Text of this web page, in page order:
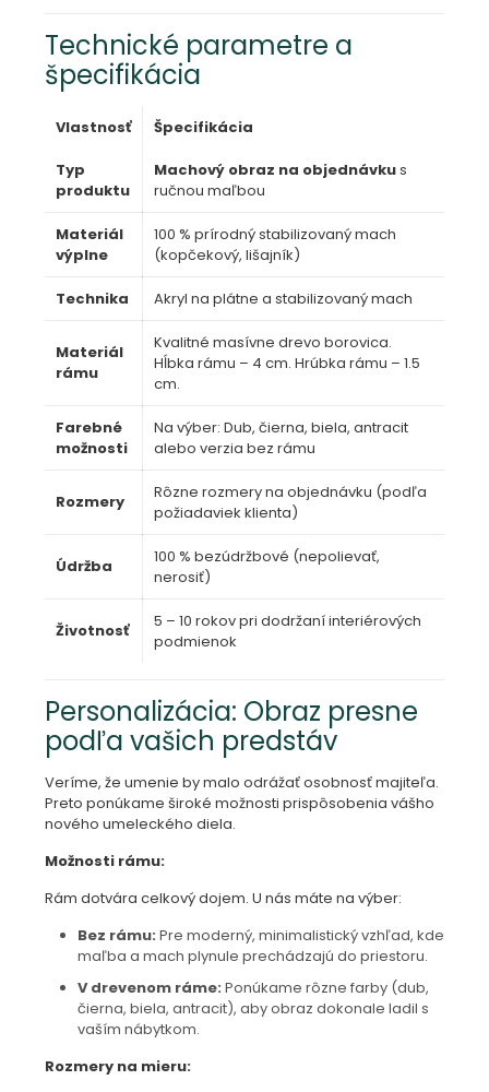
Technické parametre a
špecifikácia
Vlastnosť Špecifikácia
Typ
produktu
Machový obraz na objednávkus
ručnou maľbou
Materiál
výplne
100 % prírodný stabilizovaný mach
(kopčekový, lišajník)
Technika Akryl na plátne a stabilizovaný mach
Materiál
rámu
Kvalitné masívne drevo borovica.
Hĺbka rámu – 4 cm. Hrúbka rámu – 1.5
cm.
Farebné
možnosti
Na výber: Dub, čierna, biela, antracit
alebo verzia bez rámu
Rozmery
Rôzne rozmery na objednávku (podľa
požiadaviek klienta)
Údržba
100 % bezúdržbové (nepolievať,
nerosiť)
Životnosť
5 – 10 rokov pri dodržaní interiérových
podmienok
Personalizácia: Obraz presne
podľa vašich predstáv
Veríme, že umenie by malo odrážať osobnosť majiteľa.
Preto ponúkame široké možnosti prispôsobenia vášho
nového umeleckého diela.
Možnosti rámu:
Rám dotvára celkový dojem. U nás máte na výber:
Bez rámu: Pre moderný, minimalistický vzhľad, kde
maľba a mach plynule prechádzajú do priestoru.
V drevenom ráme: Ponúkame rôzne farby (dub,
čierna, biela, antracit), aby obraz dokonale ladil s
vaším nábytkom.
Rozmery na mieru: